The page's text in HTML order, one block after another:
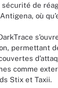
sécurité de
où
permettant
comme
Stix et Taxii.